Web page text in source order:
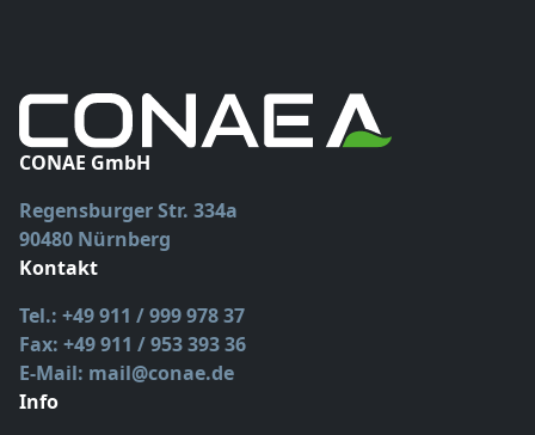
CONAE GmbH
Regensburger Str. 334a
90480 Nürnberg
Kontakt
Tel.: +49 911 / 999 978 37
Fax: +49 911 / 953 393 36
E-Mail: mail@conae.de
Info